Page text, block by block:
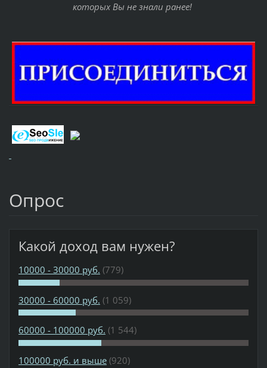
которых Вы не знали ранее!
Опрос
Какой доход вам нужен?
10000 - 30000 руб. (779)
30000 - 60000 руб. (1 059)
60000 - 100000 руб. (1 544)
100000 руб. и выше (920)